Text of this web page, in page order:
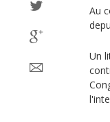
Au
Un